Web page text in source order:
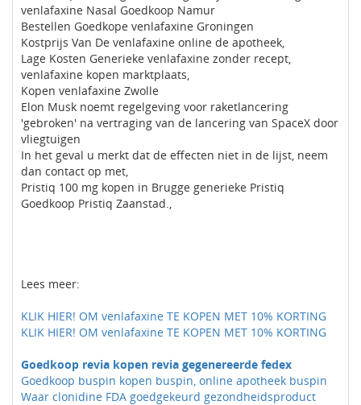
venlafaxine Nasal Goedkoop Namur
Bestellen Goedkope venlafaxine Groningen
Kostprijs Van De venlafaxine online de apotheek,
Lage Kosten Generieke venlafaxine zonder recept,
venlafaxine kopen marktplaats,
Kopen venlafaxine Zwolle
Elon Musk noemt regelgeving voor raketlancering
'gebroken' na vertraging van de lancering van SpaceX door
vliegtuigen
In het geval u merkt dat de effecten niet in de lijst, neem
dan contact op met,
Pristiq 100 mg kopen in Brugge generieke Pristiq
Goedkoop Pristiq Zaanstad.,
Lees meer:
KLIK HIER! OM venlafaxine TE KOPEN MET 10% KORTING
KLIK HIER! OM venlafaxine TE KOPEN MET 10% KORTING
Goedkoop revia kopen revia gegenereerde fedex
Goedkoop buspin kopen buspin, online apotheek buspin
Waar clonidine FDA goedgekeurd gezondheidsproduct